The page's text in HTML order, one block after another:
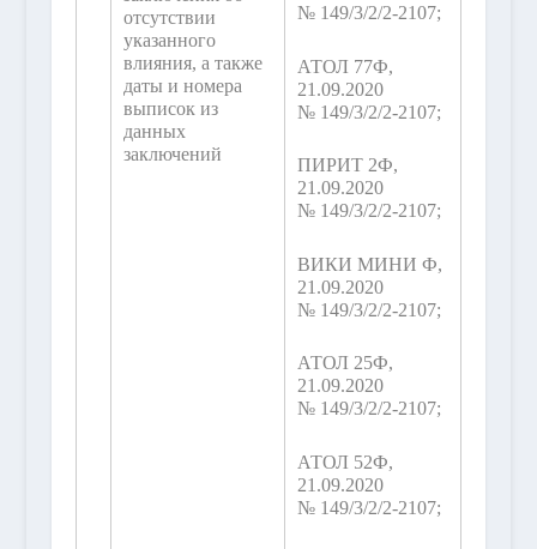
отсутствии
указанного
влияния, а также
даты и номера
выписок из
данных
заключений
№ 149/3/2/2-2107;
АТОЛ 77Ф,
21.09.2020
№ 149/3/2/2-2107;
ПИРИТ 2Ф,
21.09.2020
№ 149/3/2/2-2107;
ВИКИ МИНИ Ф,
21.09.2020
№ 149/3/2/2-2107;
АТОЛ 25Ф,
21.09.2020
№ 149/3/2/2-2107;
АТОЛ 52Ф,
21.09.2020
№ 149/3/2/2-2107;